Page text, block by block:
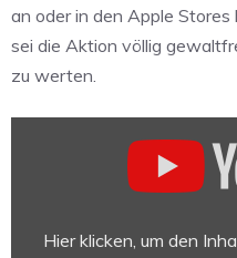
an oder in den Apple
sei die Aktion völlig
zu werten.
Hier klicken, um den